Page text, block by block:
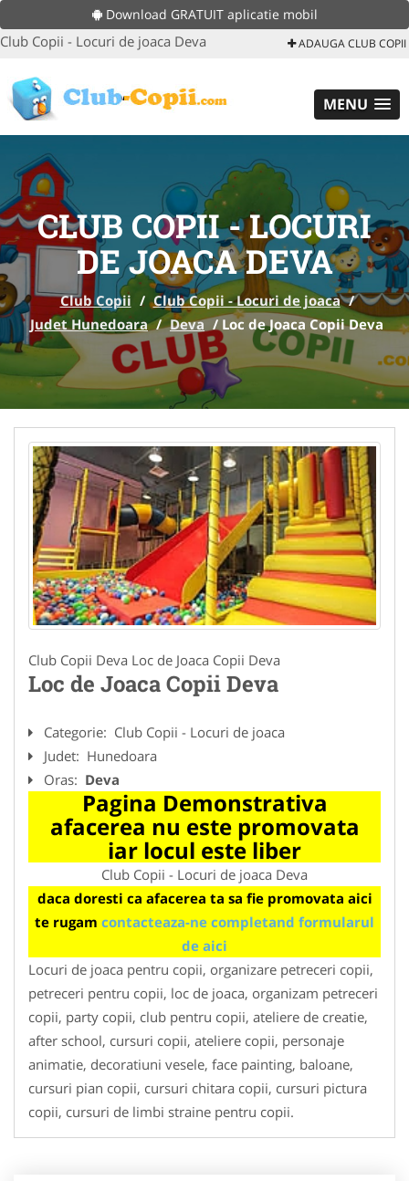
Download GRATUIT aplicatie mobil
Club Copii - Locuri de joaca Deva ADAUGA CLUB COPII
MENU
CLUB COPII - LOCURI
DE JOACA DEVA
Club Copii / Club Copii - Locuri de joaca /
Judet Hunedoara / Deva / Loc de Joaca Copii Deva
Club Copii Deva Loc de Joaca Copii Deva
Loc de Joaca Copii Deva
Categorie: Club Copii - Locuri de joaca
Judet: Hunedoara
Oras: Deva
Pagina Demonstrativa
afacerea nu este promovata
iar locul este liber
Club Copii - Locuri de joaca Deva
daca doresti ca afacerea ta sa fie promovata aici
te rugam contacteaza-ne completand formularul
de aici
Locuri de joaca pentru copii, organizare petreceri copii,
petreceri pentru copii, loc de joaca, organizam petreceri
copii, party copii, club pentru copii, ateliere de creatie,
after school, cursuri copii, ateliere copii, personaje
animatie, decoratiuni vesele, face painting, baloane,
cursuri pian copii, cursuri chitara copii, cursuri pictura
copii, cursuri de limbi straine pentru copii.